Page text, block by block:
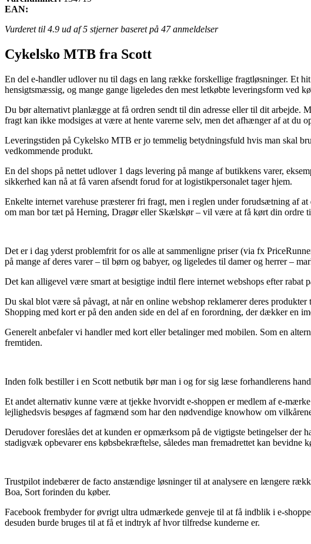
EAN:
Vurderet til 4.9 ud af 5 stjerner baseret på 47anmeldelser
Cykelsko MTB fra Scott
En del e-handler udlover nu til dags en lang række forskellige fragtløsninger. Et
hensigtsmæssig, og mange gange ligeledes den mest letkøbte leveringsform ved
Du bør alternativt planlægge at få ordren sendt til din adresse eller til dit arbejde.
fragt kan ikke modsiges at være at hente varerne selv, men det afhænger af at du
Leveringstiden på Cykelsko MTB er jo temmelig betydningsfuld hvis man skal
vedkommende produkt.
En del shops på nettet udlover 1 dags levering på mange af butikkens varer,
sikkerhed kan nå at få varen afsendt forud for at logistikpersonalet tager hjem.
Enkelte internet varehuse præsterer fri fragt, men i reglen under forudsætning af
om man bor tæt på Herning, Dragør eller Skælskør – vil være at få kørt din ordre
Det er i dag yderst problemfrit for os alle at sammenligne priser (via fx
på mange af deres varer – til børn og babyer, og ligeledes til damer og herrer –
Det kan alligevel være smart at besigtige indtil flere internet webshops efter rabat
Du skal blot være så påvagt, at når en online webshop reklamerer deres
Shopping med kort er på den anden side en del af en forordning, der dækker en
Generelt anbefaler vi handler med kort eller betalinger med mobilen. Som en
fremtiden.
Inden folk bestiller i en Scott netbutik bør man i og for sig læse forhandlerens
Et andet alternativ kunne være at tjekke hvorvidt e-shoppen er medlem af e-
lejlighedsvis besøges af fagmænd som har den nødvendige knowhow om
Derudover foreslåes det at kunden er opmærksom på de vigtigste betingelser
stadigvæk opbevarer ens købsbekræftelse, således man fremadrettet kan
Trustpilot indebærer de facto anstændige løsninger til at analysere en længere
Boa, Sort forinden du køber.
Facebook frembyder for øvrigt ultra udmærkede genveje til at få indblik i e-
desuden burde bruges til at få et indtryk af hvor tilfredse kunderne er.